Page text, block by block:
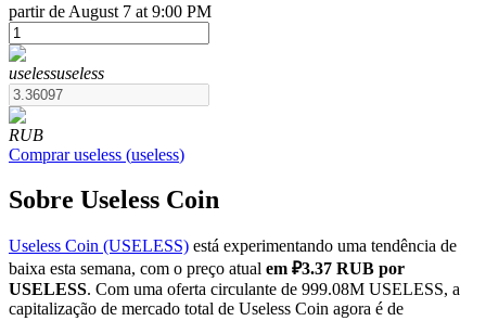
Futuros usando USDT como garantia
Futuros COIN-M
Futuros de criptomoeda
partir de August 7 at 9:00 PM
uselessuseless
RUB
Comprar useless (useless)
Sobre Useless Coin
Useless Coin (USELESS) está experimentando uma tendência de
baixa esta semana, com o preço atual em ₽3.37 RUB por
USELESS. Com uma oferta circulante de 999.08M USELESS, a
capitalização de mercado total de Useless Coin agora é de